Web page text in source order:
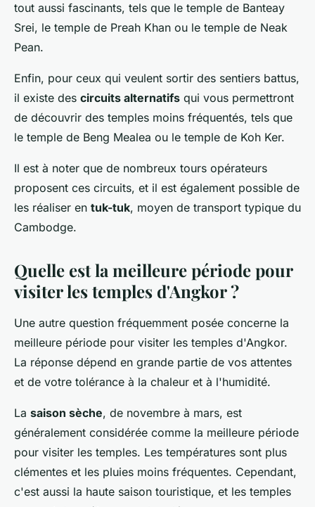
tout aussi fascinants, tels que le temple de Banteay
Srei, le temple de Preah Khan ou le temple de Neak
Pean.
Enfin, pour ceux qui veulent sortir des sentiers battus,
il existe des circuits alternatifs qui vous permettront
de découvrir des temples moins fréquentés, tels que
le temple de Beng Mealea ou le temple de Koh Ker.
Il est à noter que de nombreux tours opérateurs
proposent ces circuits, et il est également possible de
les réaliser en tuk-tuk, moyen de transport typique du
Cambodge.
Quelle est la meilleure période pour
visiter les temples d'Angkor ?
Une autre question fréquemment posée concerne la
meilleure période pour visiter les temples d'Angkor.
La réponse dépend en grande partie de vos attentes
et de votre tolérance à la chaleur et à l'humidité.
La saison sèche, de novembre à mars, est
généralement considérée comme la meilleure période
pour visiter les temples. Les températures sont plus
clémentes et les pluies moins fréquentes. Cependant,
c'est aussi la haute saison touristique, et les temples